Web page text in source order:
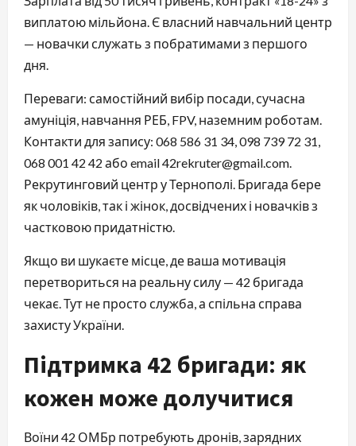
виплатою мільйона. Є власний навчальний центр
— новачки служать з побратимами з першого
дня.
Переваги: самостійний вибір посади, сучасна
амуніція, навчання РЕБ, FPV, наземним роботам.
Контакти для запису: 068 586 31 34, 098 739 72 31,
068 001 42 42 або email 42rekruter@gmail.com.
Рекрутинговий центр у Тернополі. Бригада бере
як чоловіків, так і жінок, досвідчених і новачків з
частковою придатністю.
Якщо ви шукаєте місце, де ваша мотивація
перетвориться на реальну силу — 42 бригада
чекає. Тут не просто служба, а спільна справа
захисту України.
Підтримка 42 бригади: як
кожен може долучитися
Воїни 42 ОМБр потребують дронів, зарядних